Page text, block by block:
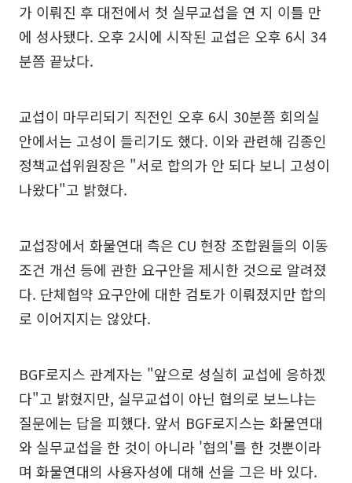
가 이뤄진 후 대전에서 첫 실무교섭을 연 지 이틀 만
에 성사됐다. 오후 2시에 시작된 교섭은 오후 6시 34
분쯤 끝났다.
교섭이 마무리되기 직전인 오후 6시 30분쯤 회의실
안에서는 고성이 들리기도 했다. 이와 관련해 김종인
정책교섭위원장은 "서로 합의가 안 되다 보니 고성이
나왔다"고 밝혔다.
교섭장에서 화물연대 측은 CU 현장 조합원들의 이동
조건 개선 등에 관한 요구안을 제시한 것으로 알려졌
다. 단체협약 요구안에 대한 검토가 이뤄졌지만 합의
로 이어지지는 않았다.
BGF로지스 관계자는 "앞으로 성실히 교섭에 응하겠
다"고 밝혔지만, 실무교섭이 아닌 협의로 보느냐는
질문에는 답을 피했다. 앞서 BGF로지스는 화물연대
와 실무교섭을 한 것이 아니라 '협의'를 한 것뿐이라
며 화물연대의 사용자성에 대해 선을 그은 바 있다.